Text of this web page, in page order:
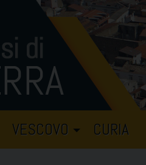
VESCOVO CURIA